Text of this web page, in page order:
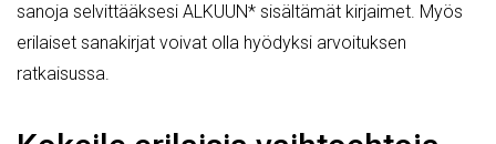
sanoja selvittääksesi ALKUUN* sisältämät kirjaimet. Myös
erilaiset sanakirjat voivat olla hyödyksi arvoituksen
ratkaisussa.